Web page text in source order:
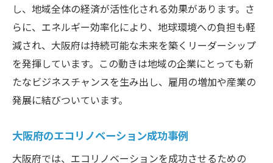
し、地域全体の経済が活性化される効果があります。さ
らに、エネルギー効率化により、地球環境への負担も軽
減され、大阪府は持続可能な未来を築くリーダーシップ
を発揮しています。この動きは地域の企業にとっても新
たなビジネスチャンスを生み出し、雇用の増加や産業の
発展に結びついています。
大阪府のエコリノベーション成功事例
大阪府では、エコリノベーションを成功させるための